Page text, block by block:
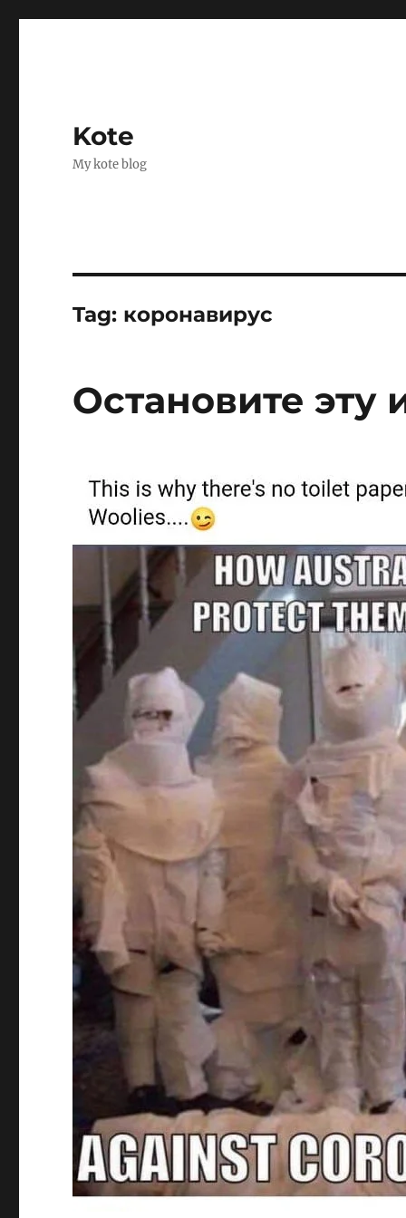
Kote
My kote blog
Tag: коронавирус
Остановите эту